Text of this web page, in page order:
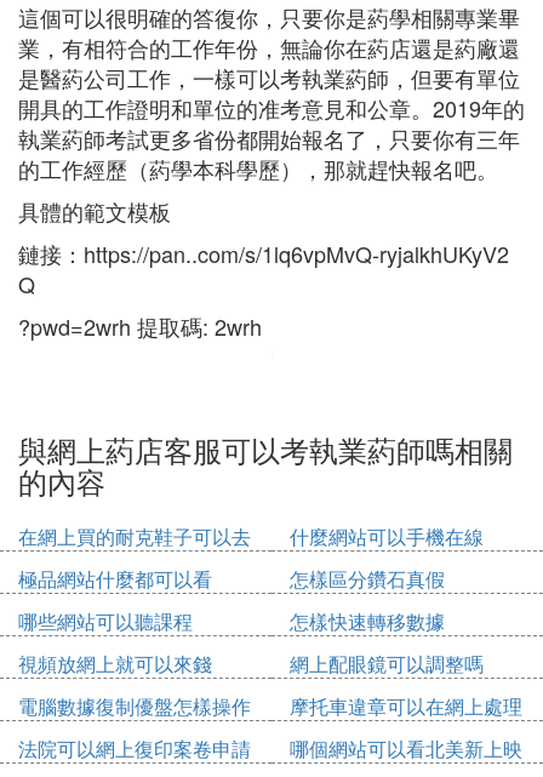
這個可以很明確的答復你，只要你是葯學相關專業畢
業，有相符合的工作年份，無論你在葯店還是葯廠還
是醫葯公司工作，一樣可以考執業葯師，但要有單位
開具的工作證明和單位的准考意見和公章。2019年的
執業葯師考試更多省份都開始報名了，只要你有三年
的工作經歷（葯學本科學歷），那就趕快報名吧。
具體的範文模板
鏈接：https://pan..com/s/1lq6vpMvQ-ryjalkhUKyV2
Q
?pwd=2wrh 提取碼: 2wrh
與網上葯店客服可以考執業葯師嗎相關
的內容
在網上買的耐克鞋子可以去
實體店維修嗎
什麼網站可以手機在線
極品網站什麼都可以看
怎樣區分鑽石真假
哪些網站可以聽課程
怎樣快速轉移數據
視頻放網上就可以來錢
網上配眼鏡可以調整嗎
電腦數據復制優盤怎樣操作
摩托車違章可以在網上處理
法院可以網上復印案卷申請
哪個網站可以看北美新上映